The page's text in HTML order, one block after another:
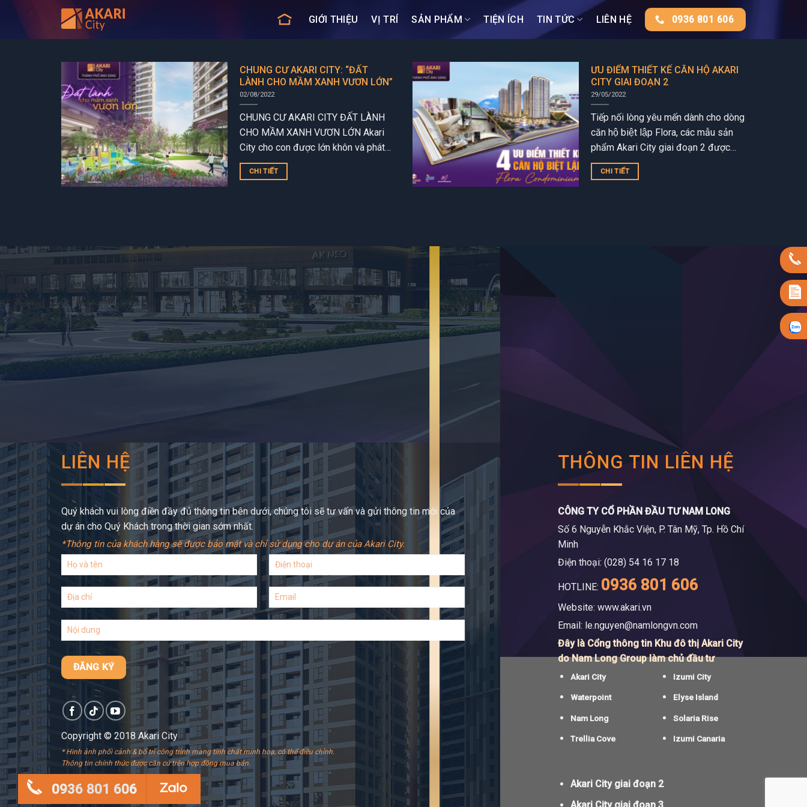
GIỚI THIỆU VỊ TRÍ SẢN PHẨM TIỆN ÍCH TIN TỨC LIÊN HỆ 0936 801 606
CHUNG CƯ AKARI CITY: “ĐẤT
LÀNH CHO MẦM XANH VƯƠN LỚN”
02/08/2022
CHUNG CƯ AKARI CITY ĐẤT LÀNH
CHO MẦM XANH VƯƠN LỚN Akari
City cho con được lớn khôn và phát
triển toàn diện trong một môi trường
sống an vui...
CHI TIẾT
ƯU ĐIỂM THIẾT KẾ CĂN HỘ AKARI
CITY GIAI ĐOẠN 2
29/05/2022
Tiếp nối lòng yêu mến dành cho dòng
căn hộ biệt lập Flora, các mẫu sản
phẩm Akari City giai đoạn 2 được
phát triển trên chuẩn Flora
Condominium Flora...
CHI TIẾT
THÔNG TIN LIÊN HỆ
CÔNG TY CỔ PHẦN ĐẦU TƯ NAM LONG
Số 6 Nguyễn Khắc Viện, P. Tân Mỹ, Tp. Hồ Chí
Minh
Điện thoại: (028) 54 16 17 18
HOTLINE: 0936 801 606
Website: www.akari.vn
Email: le.nguyen@namlongvn.com
Đây là Cổng thông tin Khu đô thị Akari City
do Nam Long Group làm chủ đầu tư
Akari City
Waterpoint
Nam Long
Trellia Cove
Izumi City
Elyse Island
Solaria Rise
Izumi Canaria
Akari City giai đoạn 2
LIÊN HỆ
Quý khách vui lòng điền đầy đủ thông tin bên dưới, chúng tôi sẽ tư vấn và gửi thông tin mới của
dự án cho Quý Khách trong thời gian sớm nhất.
*Thông tin của khách hàng sẽ được bảo mật và chỉ sử dụng cho dự án của Akari City.
Copyright © 2018 Akari City
* Hình ảnh phối cảnh & bố trí công trình mang tính chất minh hoạ, có thể điều chỉnh.
Thông tin chính thức được căn cứ trên hợp đồng mua bán.
0936 801 606